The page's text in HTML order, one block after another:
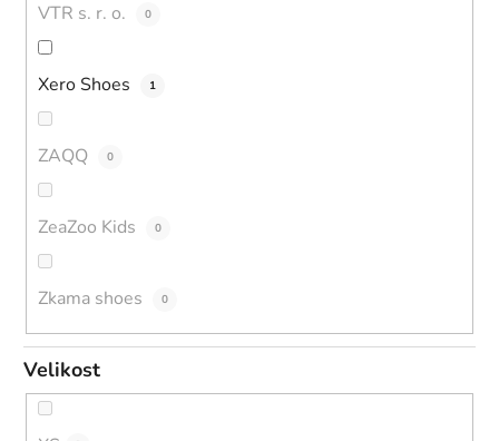
VTR s. r. o. 0
Xero Shoes 1
ZAQQ 0
ZeaZoo Kids 0
Zkama shoes 0
Velikost